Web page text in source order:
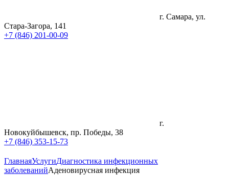
г. Самара, ул.
Стара-Загора, 141
+7 (846) 201-00-09
г.
Новокуйбышевск, пр. Победы, 38
+7 (846) 353-15-73
ГлавнаяУслугиДиагностика инфекционных
заболеванийАденовирусная инфекция